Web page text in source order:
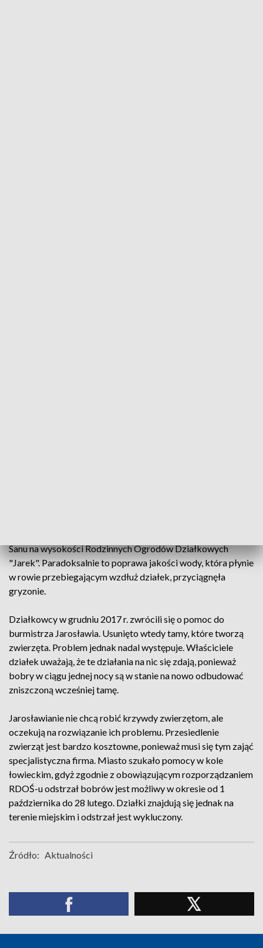
Sanu na wysokości Rodzinnych Ogrodów Działkowych
"Jarek". Paradoksalnie to poprawa jakości wody, która płynie
w rowie przebiegającym wzdłuż działek, przyciągnęła
gryzonie.
Działkowcy w grudniu 2017 r. zwrócili się o pomoc do
burmistrza Jarosławia. Usunięto wtedy tamy, które tworzą
zwierzęta. Problem jednak nadal występuje. Właściciele
działek uważają, że te działania na nic się zdają, ponieważ
bobry w ciągu jednej nocy są w stanie na nowo odbudować
zniszczoną wcześniej tamę.
Jarosławianie nie chcą robić krzywdy zwierzętom, ale
oczekują na rozwiązanie ich problemu. Przesiedlenie
zwierząt jest bardzo kosztowne, ponieważ musi się tym zająć
specjalistyczna firma. Miasto szukało pomocy w kole
łowieckim, gdyż zgodnie z obowiązującym rozporządzaniem
RDOŚ-u odstrzał bobrów jest możliwy w okresie od 1
października do 28 lutego. Działki znajdują się jednak na
terenie miejskim i odstrzał jest wykluczony.
Źródło: Aktualności